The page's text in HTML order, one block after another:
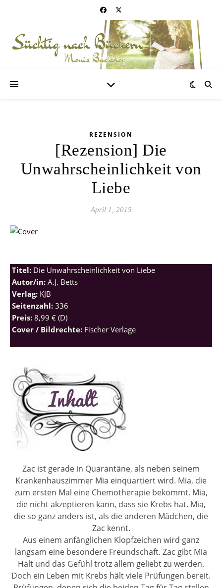
REZENSION
[Rezension] Die
Unwahrscheinlichkeit von
Liebe
April 1, 2015
Titel: Die Unwahrscheinlichkeit von Liebe
Autor/in: A.J. Betts
Verlag: KJB
Seitenzahl: 336
Preis: 8,99 € (D)
Cover / Bildrechte: Fischer Verlage
Zac ist gerade in Quarantäne, als neben seinem
Krankenhauszimmer Mia einquartiert wird. Mia, die
zum ersten Mal eine Chemotherapie bekommt. Mia,
die nicht akzeptieren kann, dass sie Krebs hat. Mia,
die so ganz anders ist, als die anderen Mädchen, die
Zac kennt.
Aus einem anfänglichen Klopfzeichen wird ganz
langsam eine besondere Freundschaft. Zac gibt Mia
Halt und das Gefühl trotz allem geliebt zu werden.
Doch ein Leben mit Krebs hält viele Prüfungen bereit.